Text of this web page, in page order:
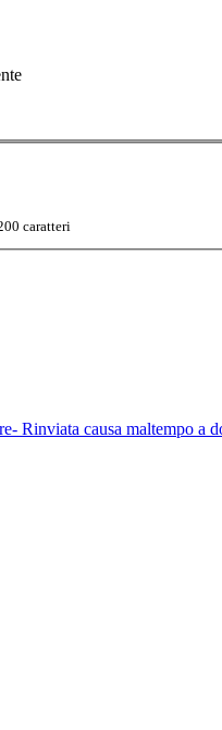
caratteri
Rinviata causa maltempo a